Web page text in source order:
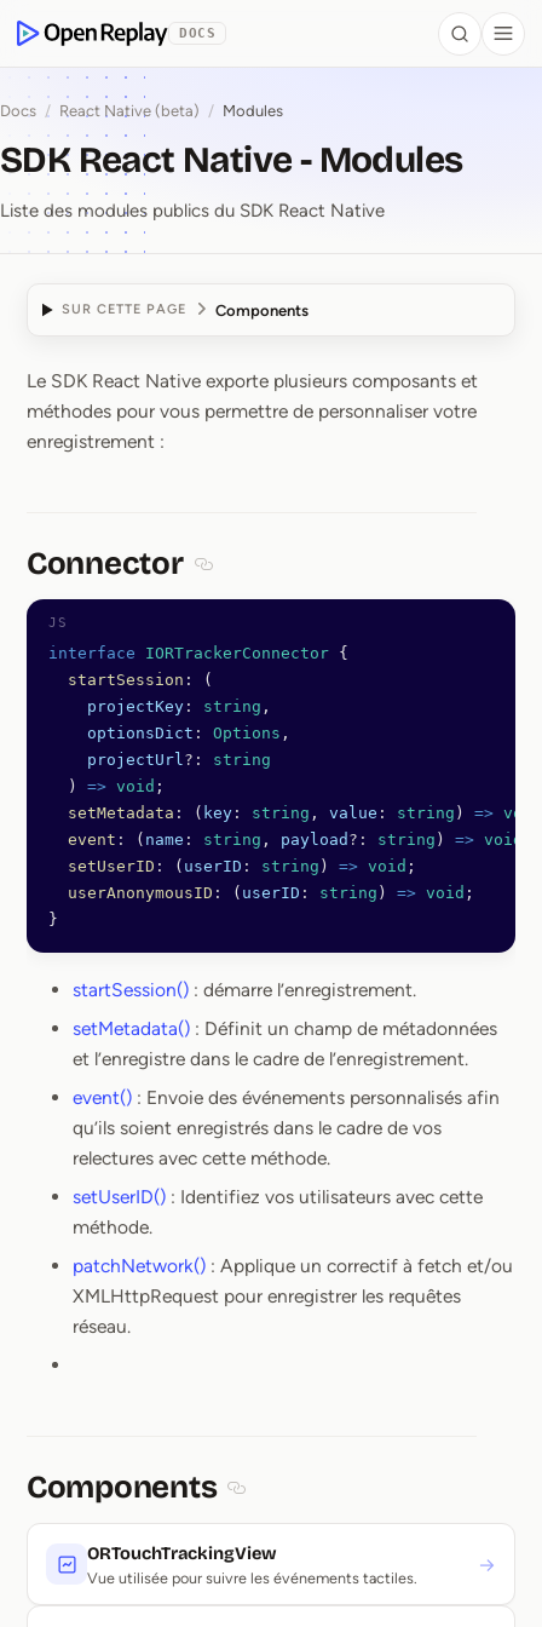
OpenReplay
DOCS Search
Docs / React Native (beta) / Modules
SDK React Native - Modules
Liste des modules publics du SDK React Native
SUR CETTE PAGE Components
SDK React Native ⁠-⁠
Le SDK React Native exporte plusieurs composants et
méthodes pour vous permettre de personnaliser votre
enregistrement :
Connector
interface IORTrackerConnector {
  startSession
:
(
    projectKey
: string ,
    optionsDict
: Options ,
    projectUrl
?:
string
  )
=> void ;
  setMetadata
: ( key : string , value : string ) => void
  event
: ( name : string , payload ?: string ) => void
  setUserID
: ( userID : string ) => void ;
  userAnonymousID
: ( userID : string ) => void ;
}
startSession() : démarre l’enregistrement.
setMetadata() : Définit un champ de métadonnées
et l’enregistre dans le cadre de l’enregistrement.
event() : Envoie des événements personnalisés afin
qu’ils soient enregistrés dans le cadre de vos
relectures avec cette méthode.
setUserID() : Identifiez vos utilisateurs avec cette
méthode.
patchNetwork() : Applique un correctif à fetch et/ou
XMLHttpRequest pour enregistrer les requêtes
réseau.
Components
ORTouchTrackingView
Vue utilisée pour suivre les événements tactiles.
→